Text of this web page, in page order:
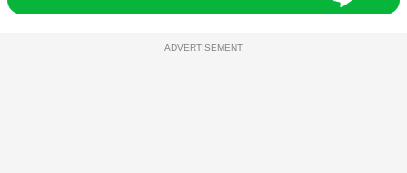
ADVERTISEMENT